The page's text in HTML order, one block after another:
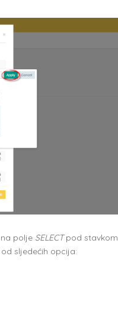
polje SELECTpod stavkom
sljedećih opcija: